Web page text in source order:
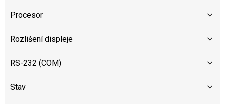
Procesor
Rozlišení displeje
RS-232 (COM)
Stav